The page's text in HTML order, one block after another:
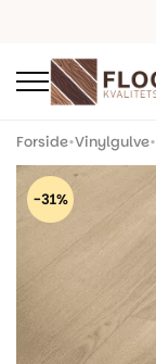
Forside•Vinylgulve•
-31%